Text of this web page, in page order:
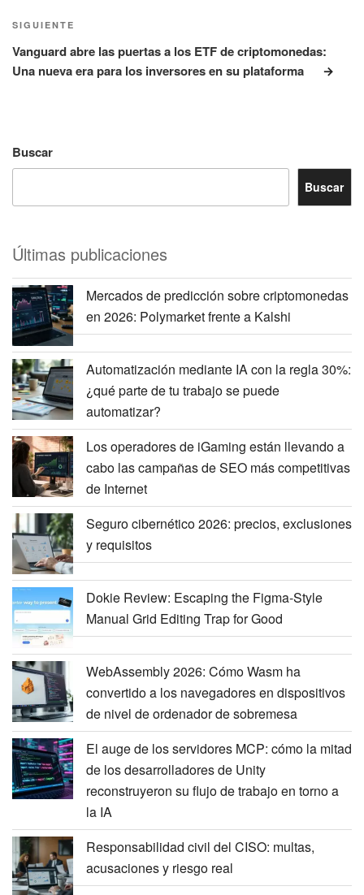
Siguiente
entrada
SIGUIENTE
Vanguard abre las puertas a los ETF de criptomonedas:
Una nueva era para los inversores en su plataforma
Buscar
Buscar
Últimas publicaciones
Mercados de predicción sobre criptomonedas
en 2026: Polymarket frente a Kalshi
Automatización mediante IA con la regla 30%:
¿qué parte de tu trabajo se puede
automatizar?
Los operadores de iGaming están llevando a
cabo las campañas de SEO más competitivas
de Internet
Seguro cibernético 2026: precios, exclusiones
y requisitos
Dokie Review: Escaping the Figma-Style
Manual Grid Editing Trap for Good
WebAssembly 2026: Cómo Wasm ha
convertido a los navegadores en dispositivos
de nivel de ordenador de sobremesa
El auge de los servidores MCP: cómo la mitad
de los desarrolladores de Unity
reconstruyeron su flujo de trabajo en torno a
la IA
Responsabilidad civil del CISO: multas,
acusaciones y riesgo real